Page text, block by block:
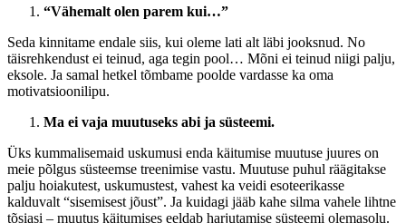
“Vähemalt olen parem kui…”
Seda kinnitame endale siis, kui oleme lati alt läbi jooksnud. No
täisrehkendust ei teinud, aga tegin pool… Mõni ei teinud niigi palju,
eksole. Ja samal hetkel tõmbame poolde vardasse ka oma
motivatsioonilipu.
Ma ei vaja muutuseks abi ja süsteemi.
Üks kummalisemaid uskumusi enda käitumise muutuse juures on
meie põlgus süsteemse treenimise vastu. Muutuse puhul räägitakse
palju hoiakutest, uskumustest, vahest ka veidi esoteerikasse
kalduvalt “sisemisest jõust”. Ja kuidagi jääb kahe silma vahele lihtne
tõsiasi – muutus käitumises eeldab harjutamise süsteemi olemasolu.